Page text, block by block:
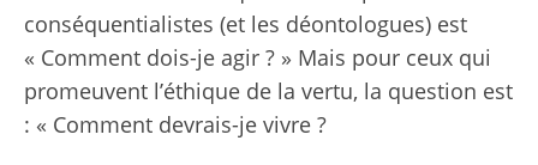
conséquentialistes (et les déontologues) est
« Comment dois-je agir ? » Mais pour ceux qui
promeuvent l’éthique de la vertu, la question est
: « Comment devrais-je vivre ?